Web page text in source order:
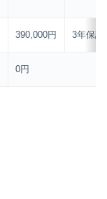
390,000円 3年保証
0円